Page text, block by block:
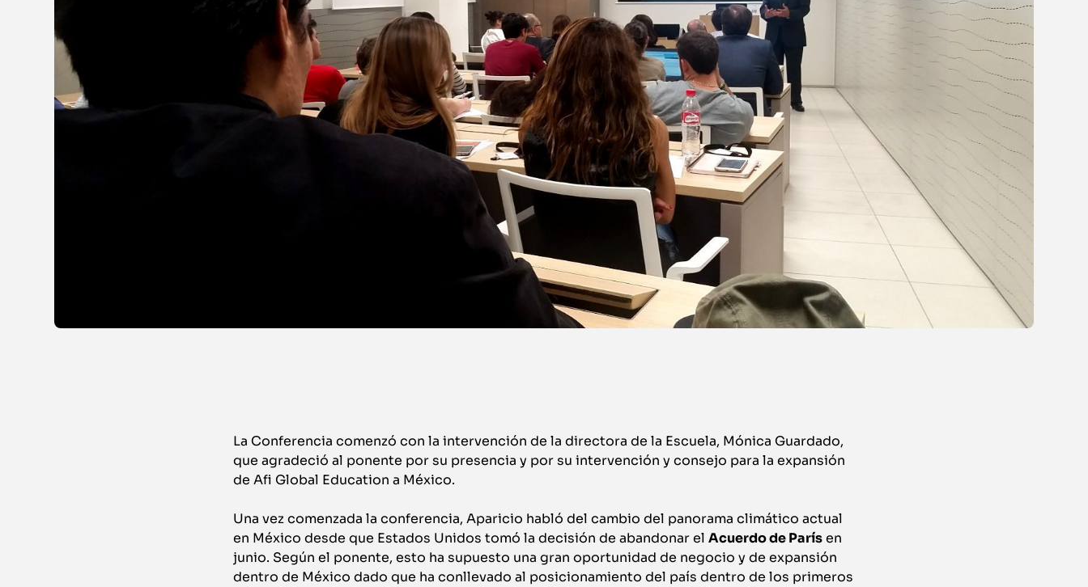
La Conferencia comenzó con la intervención de la directora de la Escuela, Mónica Guardado,
que agradeció al ponente por su presencia y por su intervención y consejo para la expansión
de Afi Global Education a México.
Una vez comenzada la conferencia, Aparicio habló del cambio del panorama climático actual
en México desde que Estados Unidos tomó la decisión de abandonar el Acuerdo de Parísen
junio. Según el ponente, esto ha supuesto una gran oportunidad de negocio y de expansión
dentro de México dado que ha conllevado al posicionamiento del país dentro de los primeros